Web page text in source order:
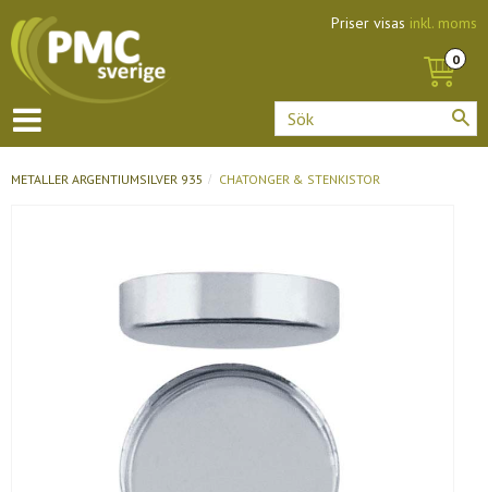
Priser visas inkl. moms
METALLER ARGENTIUMSILVER 935 CHATONGER & STENKISTOR